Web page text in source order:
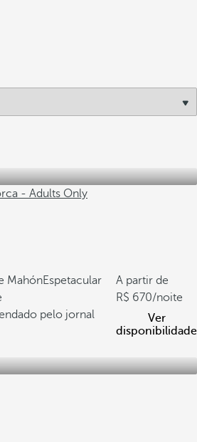
- Adults Only
MahónEspetacular
pelo jornal
A partir de
670/noite
Ver
disponibilidade